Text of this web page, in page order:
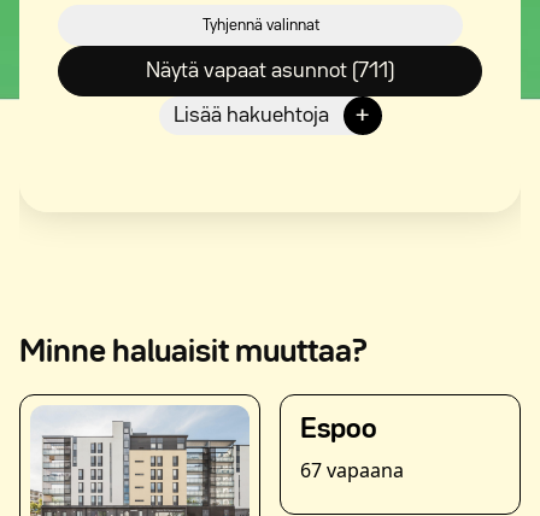
Lisää hakuehtoja +
Tyhjennä valinnat
Näytä vapaat asunnot (711)
Minne haluaisit muuttaa?
Espoo
67 vapaana